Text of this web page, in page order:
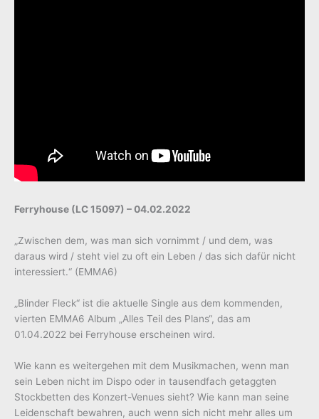
Ferryhouse (LC 15097) – 04.02.2022
„Zwischen dem, was man sich vornimmt / und dem, was
daraus wird / steht viel zu oft ein Leben / das sich dafür nicht
interessiert.“ (EMMA6)
„Blinder Fleck“ ist die aktuelle Single aus dem kommenden,
vierten EMMA6 Album „Alles Teil des Plans“, das am
01.04.2022 bei Ferryhouse erscheinen wird.
Wie kann es weitergehen mit dem Musikmachen, wenn man
sein Leben nicht im Dispo oder in tausendfach getaggten
Stockbetten des Konzert-Venues sieht? Wie kann man seine
Leidenschaft bewahren, auch wenn sich nicht mehr alles um